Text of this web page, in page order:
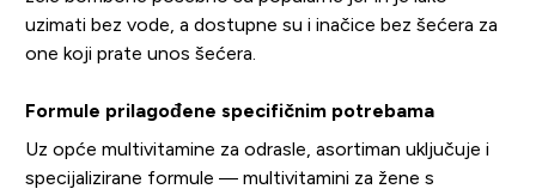
uzimati bez vode, a dostupne su i inačice bez šećera za
one koji prate unos šećera.
Formule prilagođene specifičnim potrebama
Uz opće multivitamine za odrasle, asortiman uključuje i
specijalizirane formule — multivitamini za žene s